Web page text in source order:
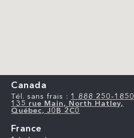
Canada
Tél. sans frais : 1 888 250-1850
135 rue Main, North Hatley,
Québec, J0B 2C0
France